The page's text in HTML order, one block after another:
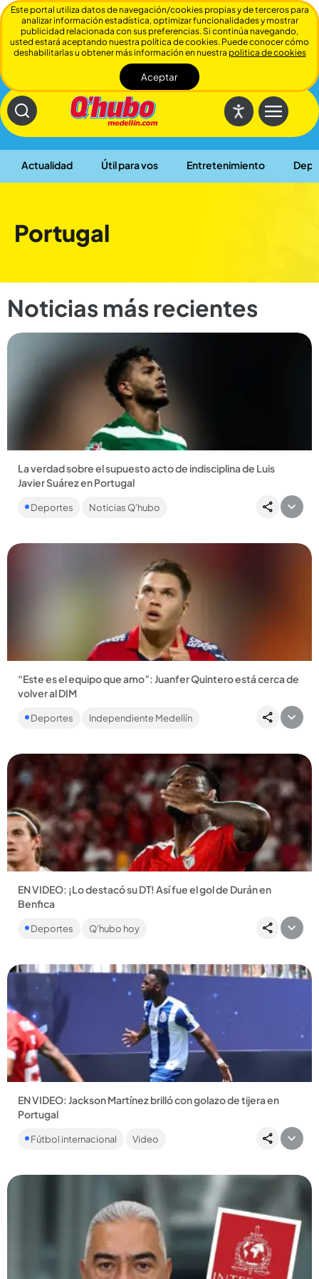
Actualidad Útil para vos Entretenimiento
Cerrar
Portugal
Noticias más recientes
La verdad sobre el supuesto acto de indisciplina de Luis
Javier Suárez en Portugal
detalles sobre los rumores que habían surgido alrededor del
Deportes Noticias Q'hubo
Compartir Noticia
“Este es el equipo que amo”: Juanfer Quintero está cerca de
volver al DIM
Quintero rescindió su contrato con River Plate y quedó como
agente libre. Ahora, el antioqueño de 33 años estaría muy
Deportes Independiente Medellín
Compartir Noticia
EN VIDEO: ¡Lo destacó su DT! Así fue el gol de Durán en
Benfica
El colombiano marcó en el triunfo 6-1 del Benfica ante Hearts
y consiguió su primer gol oficial con el conjunto portugués....
Deportes Q'hubo hoy
Compartir Noticia
EN VIDEO: Jackson Martínez brilló con golazo de tijera en
Portugal
El chocoano se retiró del fútbol en 2020 tras no recuperarse
por completo de una lesión de tobillo, pero se destacó en el...
Fútbol internacional Video
Compartir Noticia
Este portal utiliza datos de navegación/cookies propias y de terceros para
analizar información estadística, optimizar funcionalidades y mostrar
publicidad relacionada con sus preferencias. Si continúa navegando,
usted estará aceptando nuestra política de cookies. Puede conocer cómo
deshabilitarlas u obtener más información en nuestra politica de cookies
Aceptar